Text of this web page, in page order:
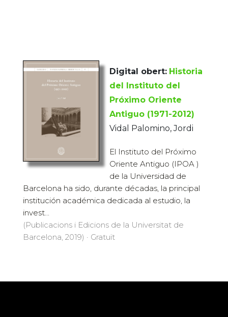
Digital obert: Historia
del Instituto del
Próximo Oriente
Antiguo (1971-2012)
Vidal Palomino, Jordi
El Instituto del Próximo
Oriente Antiguo (IPOA )
de la Universidad de
Barcelona ha sido, durante décadas, la principal
institución académica dedicada al estudio, la
invest...
(Publicacions i Edicions de la Universitat de
Barcelona, 2019) · Gratuït